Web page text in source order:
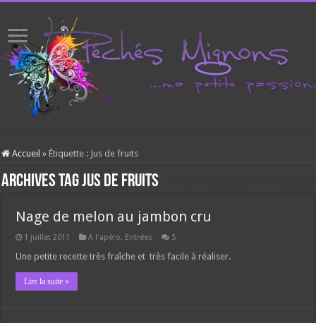
Accueil » Étiquette : Jus de fruits
Archives tagJus de fruits
Nage de melon au jambon cru
1 juillet 2011 A l'apéro, Entrées 5
Une petite recette très fraîche et très facile à réaliser.
Lire la suite »